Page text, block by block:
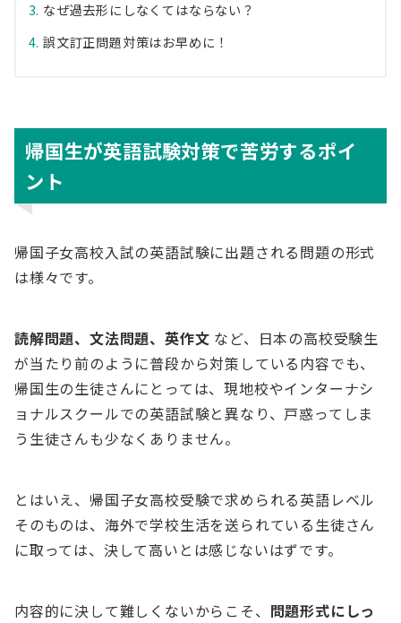
なぜ過去形にしなくてはならない？
誤文訂正問題対策はお早めに！
帰国生が英語試験対策で苦労するポイ
ント
帰国子女高校入試の英語試験に出題される問題の形式
は様々です。
読解問題、文法問題、英作文 など、日本の高校受験生
が当たり前のように普段から対策している内容でも、
帰国生の生徒さんにとっては、現地校やインターナシ
ョナルスクールでの英語試験と異なり、戸惑ってしま
う生徒さんも少なくありません。
とはいえ、帰国子女高校受験で求められる英語レベル
そのものは、海外で学校生活を送られている生徒さん
に取っては、決して高いとは感じないはずです。
内容的に決して難しくないからこそ、 問題形式にしっ